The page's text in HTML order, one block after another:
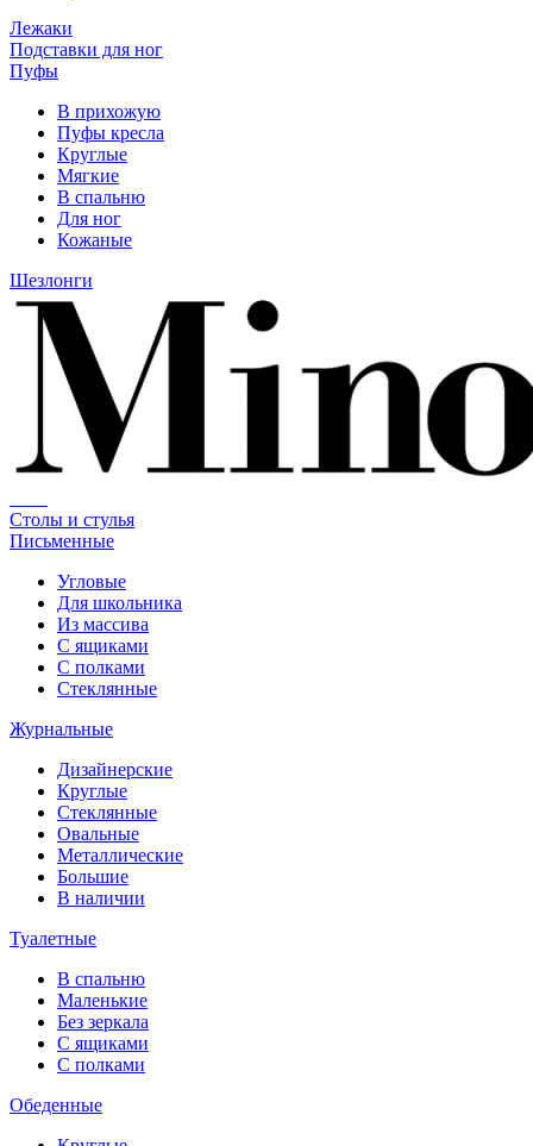
Лежаки
Подставки для ног
Пуфы
В прихожую
Пуфы кресла
Круглые
Мягкие
В спальню
Для ног
Кожаные
Шезлонги
Столы и стулья
Письменные
Угловые
Для школьника
Из массива
С ящиками
С полками
Стеклянные
Журнальные
Дизайнерские
Круглые
Стеклянные
Овальные
Металлические
Большие
В наличии
Туалетные
В спальню
Маленькие
Без зеркала
С ящиками
С полками
Обеденные